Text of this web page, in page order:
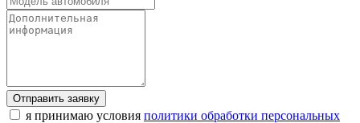
Отправить заявку
я принимаю условия политики обработки персональных